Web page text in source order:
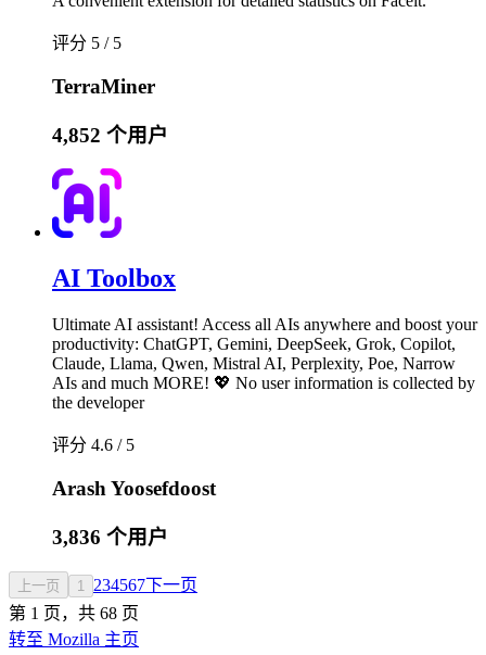
评分 5 / 5
TerraMiner
4,852 个用户
AI Toolbox
Ultimate AI assistant! Access all AIs anywhere and boost your
productivity: ChatGPT, Gemini, DeepSeek, Grok, Copilot,
Claude, Llama, Qwen, Mistral AI, Perplexity, Poe, Narrow
AIs and much MORE! 💖 No user information is collected by
the developer
评分 4.6 / 5
Arash Yoosefdoost
3,836 个用户
上一页 1 234567下一页
第 1 页，共 68 页
转至 Mozilla 主页